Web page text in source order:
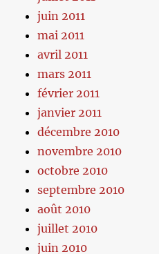
juin 2011
mai 2011
avril 2011
mars 2011
février 2011
janvier 2011
décembre 2010
novembre 2010
octobre 2010
septembre 2010
août 2010
juillet 2010
juin 2010